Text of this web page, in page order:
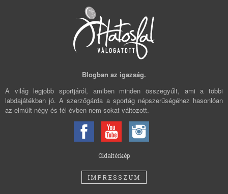
Blogban az igazság.
A világ legjobb sportjáról, amiben minden összegyűlt, ami a többi
labdajátékban jó. A szerzőgárda a sportág népszerűségéhez hasonlóan
az elmúlt négy és fél évben nem sokat változott.
Oldaltérkép
IMPRESSZUM